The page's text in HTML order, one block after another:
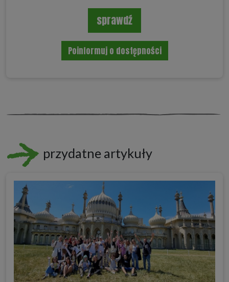
sprawdź
Poinformuj o dostępności
przydatne artykuły